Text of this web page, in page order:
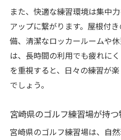
ゴルフ練習場で効率
打ち放題プランが活
時間を有効活用でき
初心者も安心のゴル
データ分析を活かし
初心者から上級者まで満
ゴルフ練習場が用意
また、快適な練習環境は集中
アップに繋がります。屋根付
備、清潔なロッカールームや
は、長時間の利用でも疲れに
を重視すると、日々の練習が
でしょう。
宮崎県のゴルフ練習場が持
宮崎県のゴルフ練習場は、自